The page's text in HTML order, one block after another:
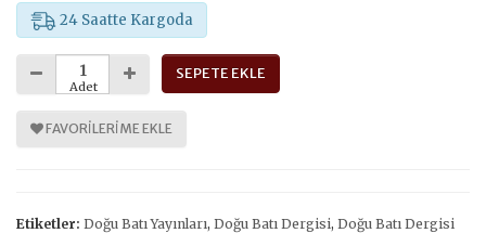
24 Saatte Kargoda
Adet
SEPETE EKLE
FAVORILERIME EKLE
Etiketler: Doğu Batı Yayınları, Doğu Batı Dergisi, Doğu Batı Dergisi